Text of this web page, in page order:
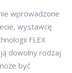
wprowadzone
wystawcę
FLEX
dowolny rodzaj
być